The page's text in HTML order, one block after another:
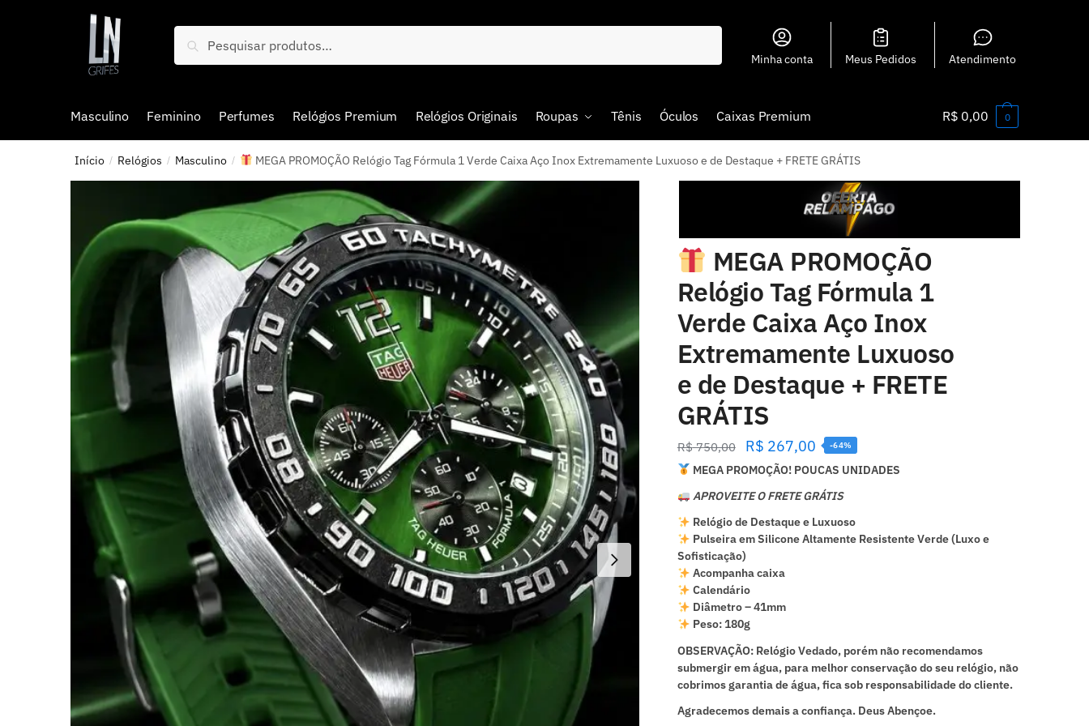
Pesquisar
Minha conta Meus Pedidos Atendimento
Masculino Feminino Perfumes Relógios Premium Relógios Originais Roupas Tênis Óculos Caixas Premium R$ 0,00 0
Início / Relógios / Masculino / MEGA PROMOÇÃO Relógio Tag Fórmula 1 Verde Caixa Aço Inox Extremamente Luxuoso e de Destaque + FRETE GRÁTIS
MEGA PROMOÇÃO
Relógio Tag Fórmula 1
Verde Caixa Aço Inox
Extremamente Luxuoso
e de Destaque + FRETE
GRÁTIS
R$750,00 R$ 267,00 -64%
MEGA PROMOÇÃO! POUCAS UNIDADES
APROVEITE O FRETE GRÁTIS
Relógio de Destaque e Luxuoso
Pulseira em Silicone Altamente Resistente Verde(Luxo e
Sofisticação)
Acompanha caixa
Calendário
Diâmetro – 41mm
Peso: 180g
OBSERVAÇÃO: Relógio Vedado, porém não recomendamos
submergir em água, para melhor conservação do seu relógio, não
cobrimos garantia de água, fica sob responsabilidade do cliente.
Agradecemos demais a confiança. Deus Abençoe.